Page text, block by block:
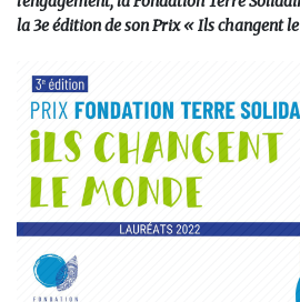
la 3e édition de son Prix « Ils changent